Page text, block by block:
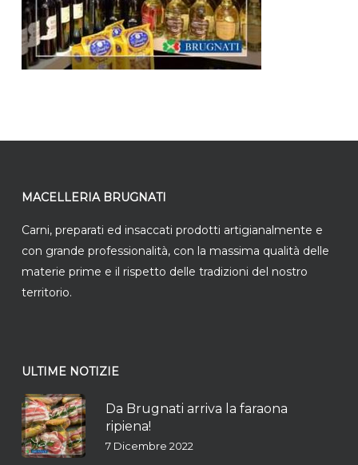
MACELLERIA BRUGNATI
Carni, preparati ed insaccati prodotti artigianalmente e
con grande professionalità, con la massima qualità delle
materie prime e il rispetto delle tradizioni del nostro
territorio.
ULTIME NOTIZIE
Da Brugnati arriva la faraona
ripiena!
7 Dicembre 2022